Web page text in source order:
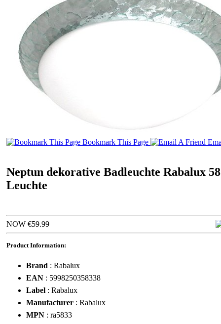
Bookmark This Page
Neptun dekorative Badleuchte Rabalux
Leuchte
NOW €59.99
Product Information:
Brand : Rabalux
EAN : 5998250358338
Label : Rabalux
Manufacturer : Rabalux
MPN : ra5833